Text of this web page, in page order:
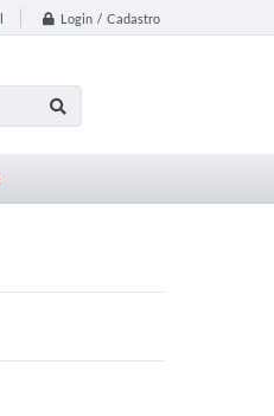
Login / Cadastro